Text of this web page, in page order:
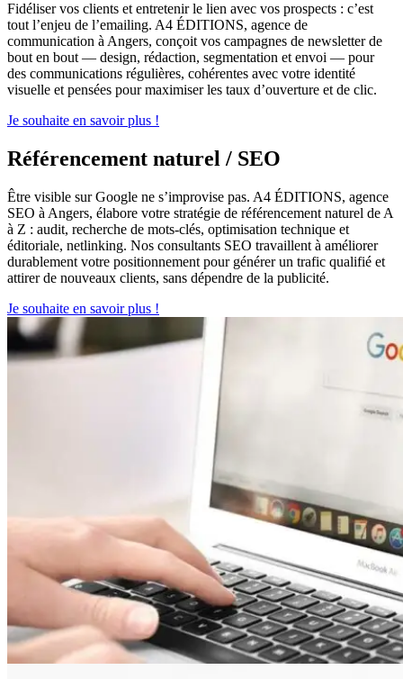
Fidéliser vos clients et entretenir le lien avec vos prospects : c’est
tout l’enjeu de l’emailing. A4 ÉDITIONS, agence de
communication à Angers, conçoit vos campagnes de newsletter de
bout en bout — design, rédaction, segmentation et envoi — pour
des communications régulières, cohérentes avec votre identité
visuelle et pensées pour maximiser les taux d’ouverture et de clic.
Je souhaite en savoir plus !
Référencement naturel / SEO
Être visible sur Google ne s’improvise pas. A4 ÉDITIONS, agence
SEO à Angers, élabore votre stratégie de référencement naturel de A
à Z : audit, recherche de mots-clés, optimisation technique et
éditoriale, netlinking. Nos consultants SEO travaillent à améliorer
durablement votre positionnement pour générer un trafic qualifié et
attirer de nouveaux clients, sans dépendre de la publicité.
Je souhaite en savoir plus !